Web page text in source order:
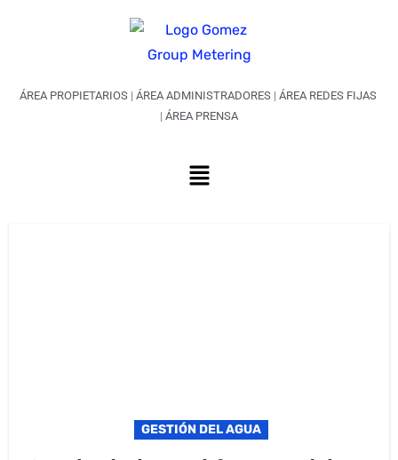
ÁREA PROPIETARIOS| ÁREA ADMINISTRADORES| ÁREA REDES FIJAS
| ÁREA PRENSA
GESTIÓN DEL AGUA